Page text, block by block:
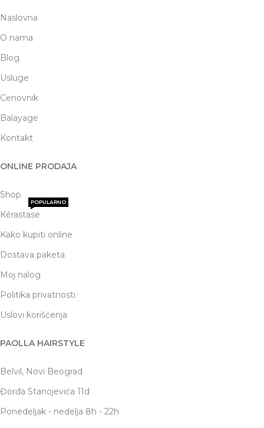
Naslovna
O nama
Blog
Usluge
Cenovnik
Balayage
Kontakt
ONLINE PRODAJA
Shop
Kérastase
POPULARNO
Kako kupiti online
Dostava paketa
Moj nalog
Politika privatnosti
Uslovi korišćenja
PAOLLA HAIRSTYLE
Belvil, Novi Beograd
Đorđa Stanojevića 11d
Ponedeljak - nedelja 8h - 22h